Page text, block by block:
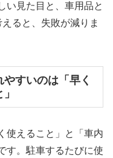
い見た目と、車用品と
ると、失敗が減りま
すいのは「早く
使えること」と「車内
す。駐車するたびに使